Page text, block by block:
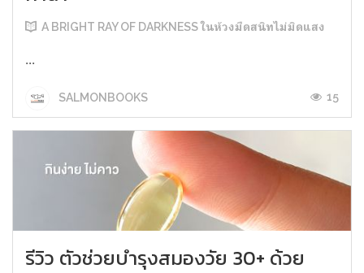
A BRIGHT RAY OF DARKNESS ในห้วงมืดสนิทไม่มิดแสง
...
SALMONBOOKS 15
รีวิว ตัวช่วยบำรุงสมองวัย 30+ ด้วย